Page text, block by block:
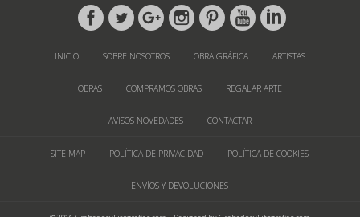
INICIO SOBRE NOSOTROS OBRA GRÁFICA ARTISTAS
OBRAS COMPRAMOS OBRAS REGALAR ARTE
AVISOS NOVEDADES CONTACTAR
SITE MAP POLÍTICA DE PRIVACIDAD POLÍTICA DE COOKIES
ENVÍOS Y DEVOLUCIONES